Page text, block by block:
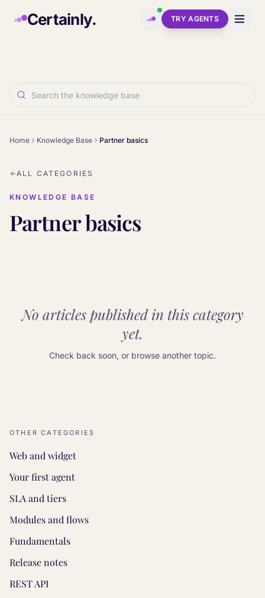
Certainly. TRY AGENTS
Home Knowledge Base Partner basics
ALL CATEGORIES
KNOWLEDGE BASE
Partner basics
No articles published in this category
yet.
Check back soon, or browse another topic.
OTHER CATEGORIES
Web and widget
Your first agent
SLA and tiers
Modules and flows
Fundamentals
Release notes
REST API